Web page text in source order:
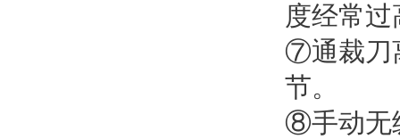
度经常
⑦通裁刀
节。
⑧手动无